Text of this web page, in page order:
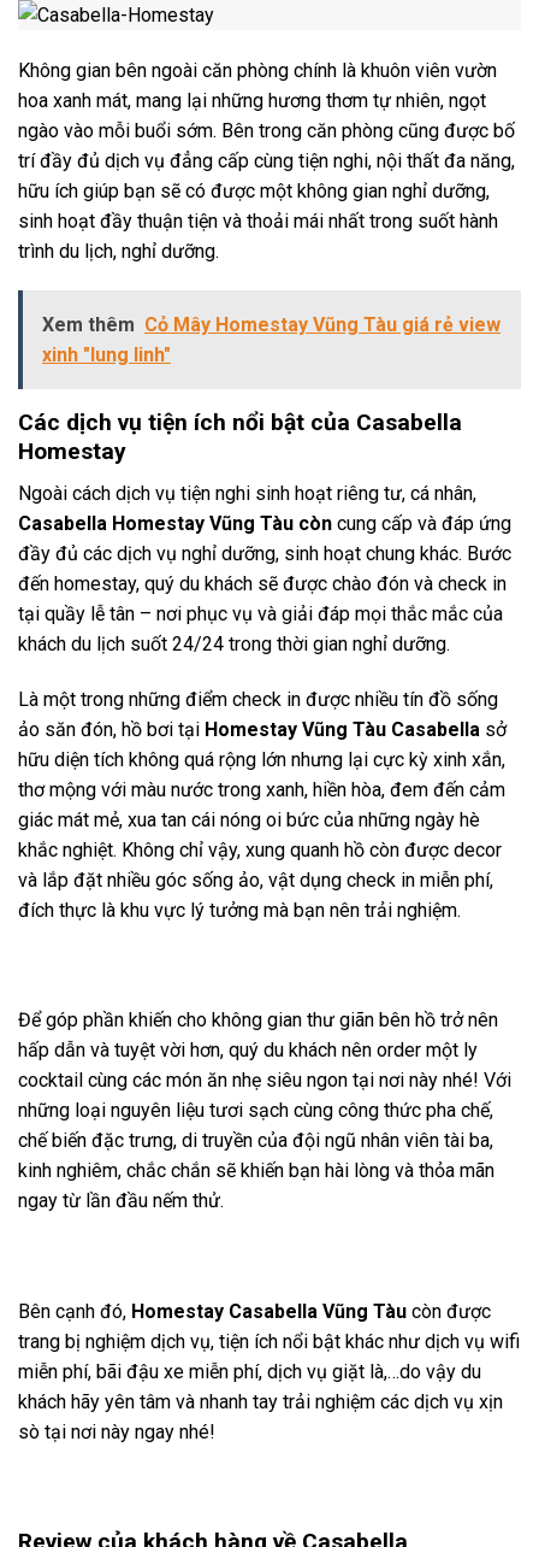
Không gian bên ngoài căn phòng chính là khuôn viên vườn
hoa xanh mát, mang lại những hương thơm tự nhiên, ngọt
ngào vào mỗi buổi sớm. Bên trong căn phòng cũng được bố
trí đầy đủ dịch vụ đẳng cấp cùng tiện nghi, nội thất đa năng,
hữu ích giúp bạn sẽ có được một không gian nghỉ dưỡng,
sinh hoạt đầy thuận tiện và thoải mái nhất trong suốt hành
trình du lịch, nghỉ dưỡng.
Xem thêm Cỏ Mây Homestay Vũng Tàu giá rẻ view
xinh "lung linh"
Các dịch vụ tiện ích nổi bật của Casabella
Homestay
Ngoài cách dịch vụ tiện nghi sinh hoạt riêng tư, cá nhân,
Casabella Homestay Vũng Tàu còn cung cấp và đáp ứng
đầy đủ các dịch vụ nghỉ dưỡng, sinh hoạt chung khác. Bước
đến homestay, quý du khách sẽ được chào đón và check in
tại quầy lễ tân – nơi phục vụ và giải đáp mọi thắc mắc của
khách du lịch suốt 24/24 trong thời gian nghỉ dưỡng.
Là một trong những điểm check in được nhiều tín đồ sống
ảo săn đón, hồ bơi tại Homestay Vũng Tàu Casabella sở
hữu diện tích không quá rộng lớn nhưng lại cực kỳ xinh xắn,
thơ mộng với màu nước trong xanh, hiền hòa, đem đến cảm
giác mát mẻ, xua tan cái nóng oi bức của những ngày hè
khắc nghiệt. Không chỉ vậy, xung quanh hồ còn được decor
và lắp đặt nhiều góc sống ảo, vật dụng check in miễn phí,
đích thực là khu vực lý tưởng mà bạn nên trải nghiệm.
Để góp phần khiến cho không gian thư giãn bên hồ trở nên
hấp dẫn và tuyệt vời hơn, quý du khách nên order một ly
cocktail cùng các món ăn nhẹ siêu ngon tại nơi này nhé! Với
những loại nguyên liệu tươi sạch cùng công thức pha chế,
chế biến đặc trưng, di truyền của đội ngũ nhân viên tài ba,
kinh nghiêm, chắc chắn sẽ khiến bạn hài lòng và thỏa mãn
ngay từ lần đầu nếm thử.
Bên cạnh đó, Homestay Casabella Vũng Tàu còn được
trang bị nghiệm dịch vụ, tiện ích nổi bật khác như dịch vụ wifi
miễn phí, bãi đậu xe miễn phí, dịch vụ giặt là,…do vậy du
khách hãy yên tâm và nhanh tay trải nghiệm các dịch vụ xịn
sò tại nơi này ngay nhé!
Review của khách hàng về Casabella